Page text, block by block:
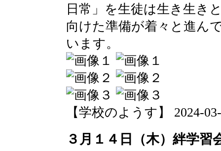
日常」を生徒は生き生き
向けた準備が着々と進ん
います。
【学校のようす】 2024-
３月１４日（木）絆学習